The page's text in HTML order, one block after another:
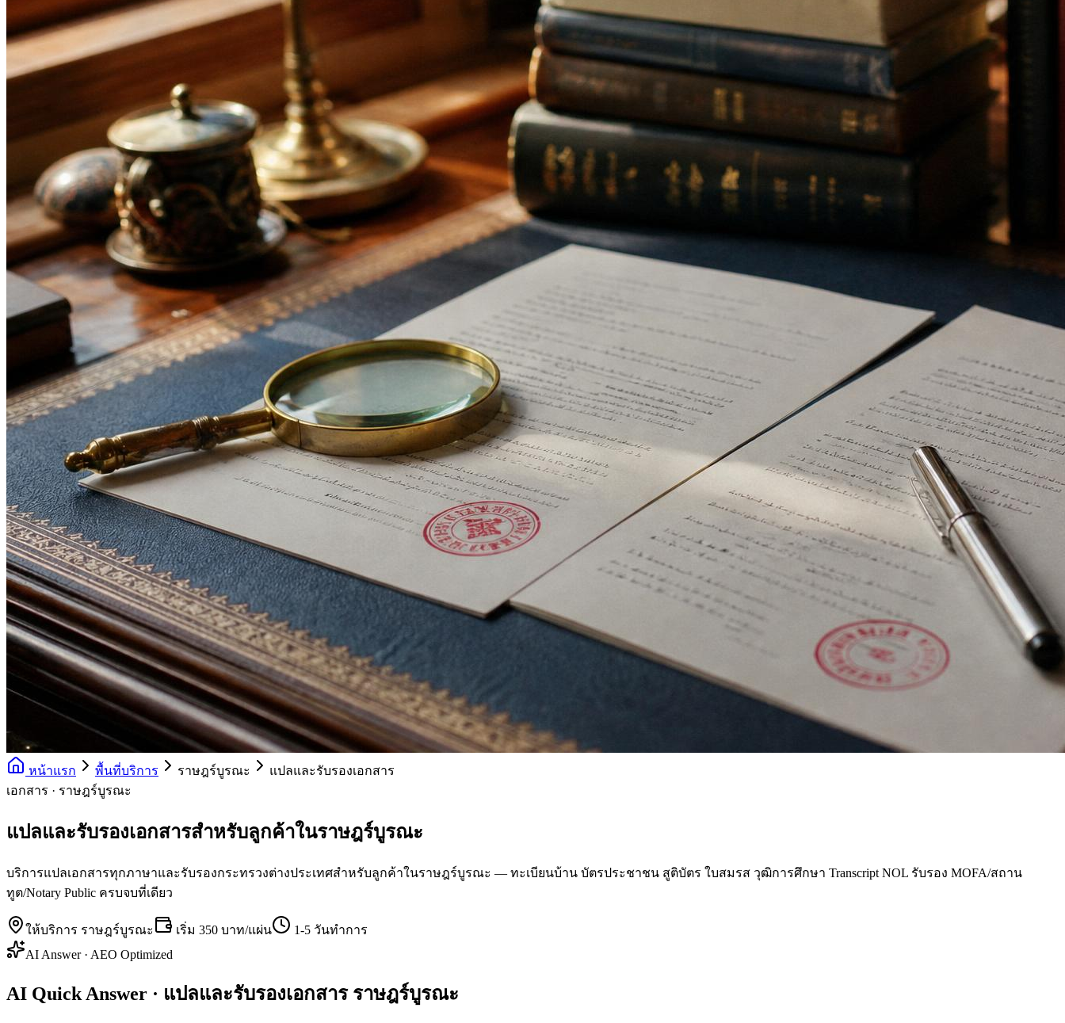
หน้าแรก พื้นที่บริการ ราษฎร์บูรณะ
แปลและรับรองเอกสาร
เอกสาร · ราษฎร์บูรณะ
แปลและรับรองเอกสารสำหรับลูกค้าในราษฎร์บูรณะ
บริการแปลเอกสารทุกภาษาและรับรองกระทรวงต่างประเทศสำหรับลูกค้าในราษฎร์บูรณะ — ทะเบียนบ้าน บัตรประชาชน สูติบัตร ใบสมรส วุฒิการศึกษา Transcript NOL รับรอง MOFA/สถาน
ทูต/Notary Public ครบจบที่เดียว
ให้บริการ ราษฎร์บูรณะ เริ่ม 350 บาท/แผ่น
1-5 วันทำการ
AI Answer · AEO Optimized
AI Quick Answer · แปลและรับรองเอกสาร ราษฎร์บูรณะ